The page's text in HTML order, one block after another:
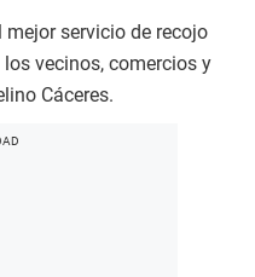
mejor servicio de recojo
vecinos, comercios y
Cáceres.